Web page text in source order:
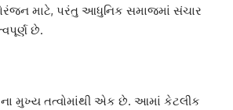
માટે, પરંતુ આધુનિક સમાજમાં સંચાર
છે.
મુખ્ય તત્વોમાંથી એક છે. આમાં કેટલીક